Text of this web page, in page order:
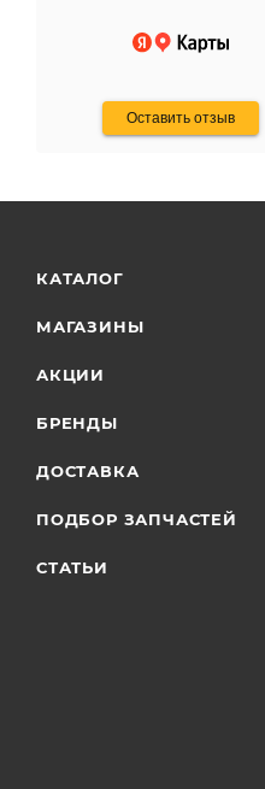
Оставить отзыв
КАТАЛОГ
МАГАЗИНЫ
АКЦИИ
БРЕНДЫ
ДОСТАВКА
ПОДБОР ЗАПЧАСТЕЙ
СТАТЬИ